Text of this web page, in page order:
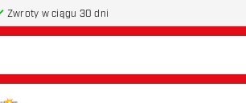
Zwroty w ciągu 30 dni